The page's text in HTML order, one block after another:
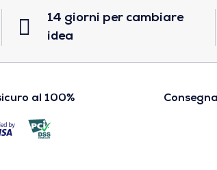
14 giorni per cambiare
idea
al 100%